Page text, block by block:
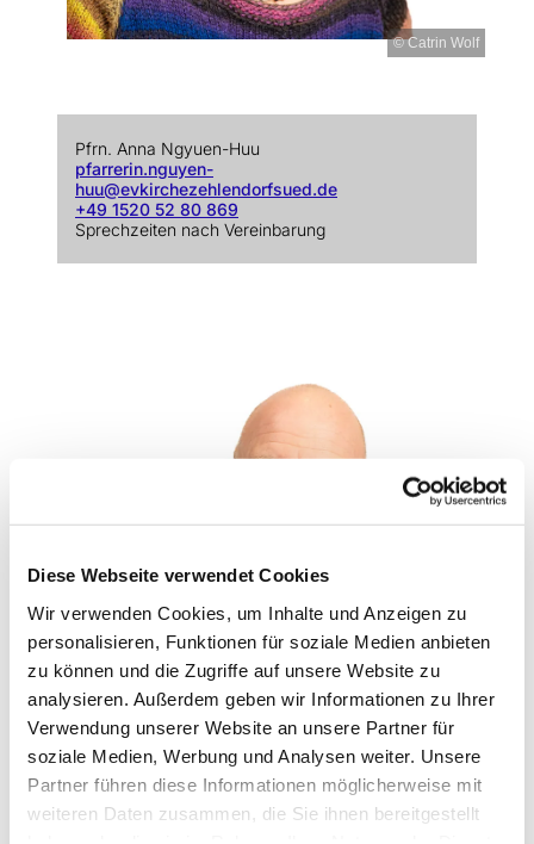
Diese Webseite verwendet Cookies
Wir verwenden Cookies, um Inhalte und Anzeigen zu
personalisieren, Funktionen für soziale Medien anbieten
zu können und die Zugriffe auf unsere Website zu
analysieren. Außerdem geben wir Informationen zu Ihrer
Verwendung unserer Website an unsere Partner für
soziale Medien, Werbung und Analysen weiter. Unsere
Partner führen diese Informationen möglicherweise mit
weiteren Daten zusammen, die Sie ihnen bereitgestellt
© Catrin Wolf
Pfrn. Anna Ngyuen-Huu
pfarrerin.nguyen-
huu@evkirchezehlendorfsued.de
+49 1520 52 80 869
Sprechzeiten nach Vereinbarung